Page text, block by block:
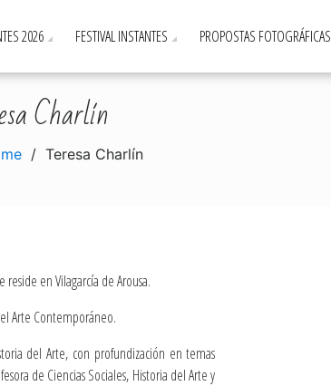
2026 FESTIVAL INSTANTES PROPOSTAS FOTOGRÁFICAS
Charlín
Teresa Charlín
reside en Vilagarcía de Arousa.
Arte Contemporáneo.
del Arte, con profundización en temas
de Ciencias Sociales, Historia del Arte y